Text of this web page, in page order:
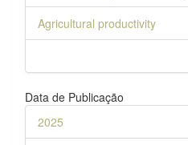
Agricultural productivity
Data de Publicação
2025